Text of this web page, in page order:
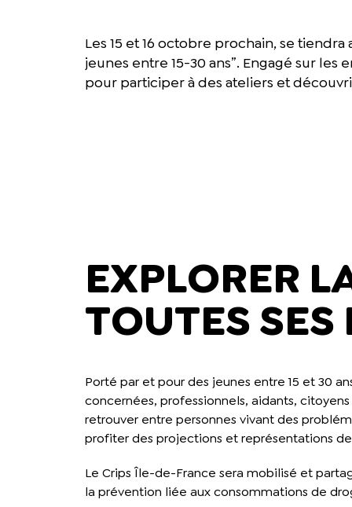
Les 15 et 16 octobre prochain, se
jeunes entre 15-30 ans”. Engagé sur
pour participer à des ateliers et
EXPLORER
TOUTES SES
Porté par et pour des jeunes entre 15 et 30
concernées, professionnels, aidants,
retrouver entre personnes vivant des
profiter des projections et représentations
Le Crips Île-de-France sera mobilisé et
la prévention liée aux consommations de